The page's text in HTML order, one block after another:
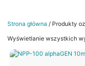
Strona główna / Produkty
Wyświetlanie wszystkich